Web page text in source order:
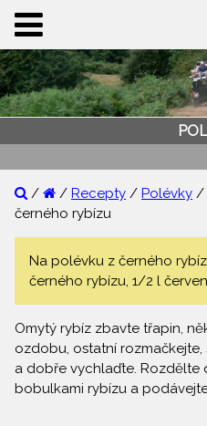
/ / Recepty / Polévky /
černého rybízu
Na polévku z černého
černého rybízu, 1/2 l
Omytý rybíz zbavte třapin,
ozdobu, ostatní rozmačkejte,
a dobře vychlaďte. Rozdělte
bobulkami rybízu a